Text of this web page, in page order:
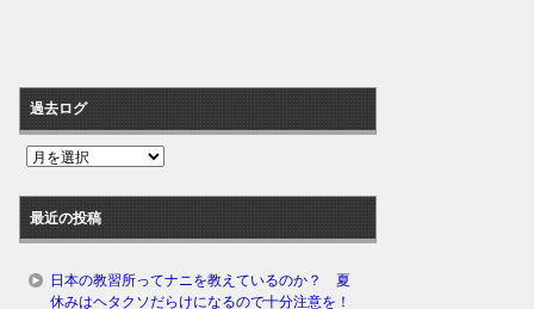
過去ログ
過
ロ
グ
最近の投稿
日本の教習所ってナニを教えているのか？ 夏
休みはヘタクソだらけになるので十分注意を！